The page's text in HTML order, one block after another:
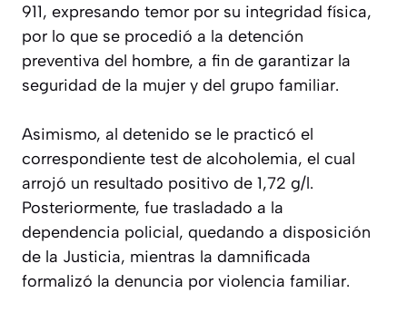
911, expresando temor por su integridad física,
por lo que se procedió a la detención
preventiva del hombre, a fin de garantizar la
seguridad de la mujer y del grupo familiar.
Asimismo, al detenido se le practicó el
correspondiente test de alcoholemia, el cual
arrojó un resultado positivo de 1,72 g/l.
Posteriormente, fue trasladado a la
dependencia policial, quedando a disposición
de la Justicia, mientras la damnificada
formalizó la denuncia por violencia familiar.